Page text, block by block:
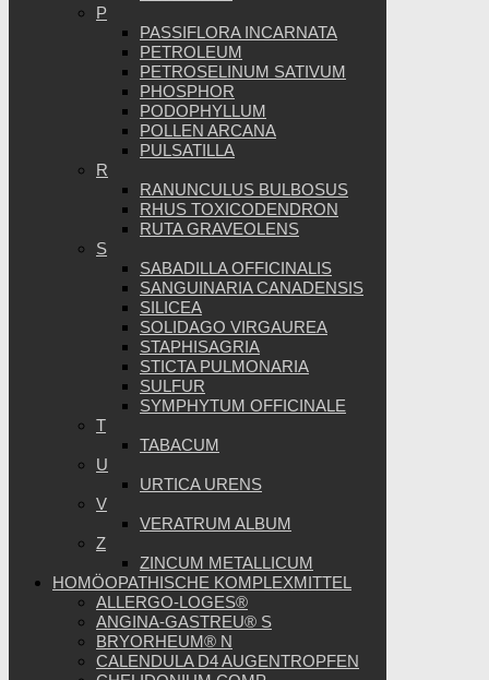
P
PASSIFLORA INCARNATA
PETROLEUM
PETROSELINUM SATIVUM
PHOSPHOR
PODOPHYLLUM
POLLEN ARCANA
PULSATILLA
R
RANUNCULUS BULBOSUS
RHUS TOXICODENDRON
RUTA GRAVEOLENS
S
SABADILLA OFFICINALIS
SANGUINARIA CANADENSIS
SILICEA
SOLIDAGO VIRGAUREA
STAPHISAGRIA
STICTA PULMONARIA
SULFUR
SYMPHYTUM OFFICINALE
T
TABACUM
U
URTICA URENS
V
VERATRUM ALBUM
Z
ZINCUM METALLICUM
HOMÖOPATHISCHE KOMPLEXMITTEL
ALLERGO-LOGES®
ANGINA-GASTREU® S
BRYORHEUM® N
CALENDULA D4 AUGENTROPFEN